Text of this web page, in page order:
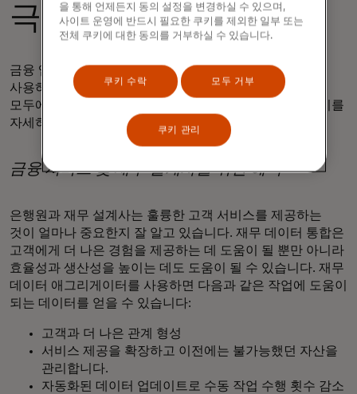
극대화
금융 앱이나 서비스에서 금융 데이터 애그리게이터를
사용하려는 이유는 무엇일까요? 재무 설계사와 소비자
모두에게 수많은 혜택이 있습니다. 이러한 혜택 중 몇 가지를
자세히 살펴보겠습니다.
금융 서비스 및 재무 설계사를 위한 혜택
은행원과 재무 설계사는 훌륭한 고객 서비스를 제공하는
것이 얼마나 중요한지 잘 알고 있습니다. 재무 데이터 통합은
고객에게 더 나은 경험을 제공하는 데 도움이 될 뿐만 아니라
효율성과 생산성을 높이는 데도 도움이 될 수 있습니다. 재무
데이터 애그리게이터를 사용하면 다음과 같은 작업에 도움이
되는 데이터를 얻을 수 있습니다:
고객과 더 나은 관계 형성
서비스 제공을 확장하고 이전에는 불가능했던 자산을
관리합니다.
자동화된 데이터 업데이트로 수동 작업 수행 횟수 감소
을 통해 언제든지 동의 설정을 변경하실 수 있으며,
사이트 운영에 반드시 필요한 쿠키를 제외한 일부 또는
전체 쿠키에 대한 동의를 거부하실 수 있습니다.
쿠키 수락 모두 거부
쿠키 관리